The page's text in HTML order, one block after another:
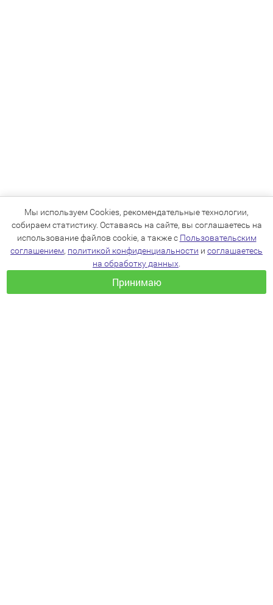
Мы используем Cookies, рекомендательные технологии,
собираем статистику. Оставаясь на сайте, вы соглашаетесь на
использование файлов cookie, а также с Пользовательским
соглашением, политикой конфиденциальности и соглашаетесь
на обработку данных
Принимаю